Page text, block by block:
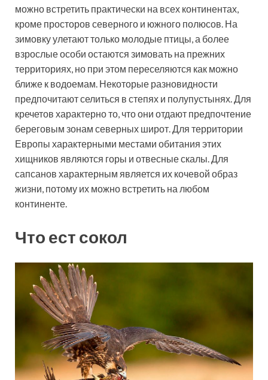
можно встретить практически на всех континентах,
кроме просторов северного и южного полюсов. На
зимовку улетают только молодые птицы, а более
взрослые особи остаются зимовать на прежних
территориях, но при этом переселяются как можно
ближе к водоемам. Некоторые разновидности
предпочитают селиться в степях и полупустынях. Для
кречетов характерно то, что они отдают предпочтение
береговым зонам северных широт. Для территории
Европы характерными местами обитания этих
хищников являются горы и отвесные скалы. Для
сапсанов характерным является их кочевой образ
жизни, потому их можно встретить на любом
континенте.
Что ест сокол